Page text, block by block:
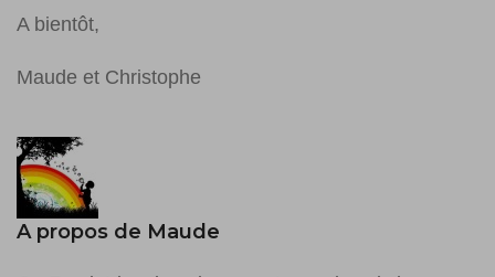
A bientôt,
Maude et Christophe
A propos de Maude